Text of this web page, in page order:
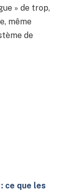
» de trop,
même
de
ce que les